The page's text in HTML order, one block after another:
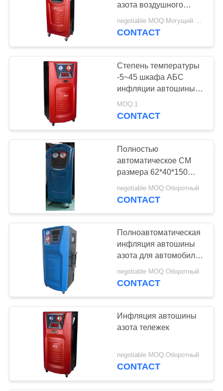
азота воздушного
фильтра качества 10М
65КГС шланга
negotiable MOQ:Могущий быть предметом переговоров
CONTACT
Степень температуры
-5~45 шкафа АБС
инфляции автошины
азота тележек
грузовых автомобилей
MOQ:1
CONTACT
Полностью
автоматическое СМ
размера 62*40*150
цифрового дисплея
ЛКД инфляции
negotiable MOQ:Оборотный
CONTACT
Полноавтоматическая
инфляция автошины
азота для автомобилей
и мини автобуса
negotiable MOQ:Оборотный
CONTACT
Инфляция автошины
азота тележек
negotiable MOQ:Оборотный
CONTACT